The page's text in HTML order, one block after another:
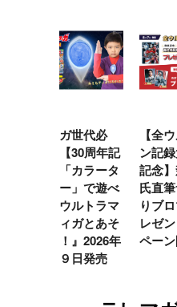
【全ウルトラマ
ン記録大鑑発売
記念】森次晃嗣
氏直筆サイン入
りブロマイドプ
レゼントキャン
ペーン開催！
クリ
スタ
ム付
ラン
ー
』